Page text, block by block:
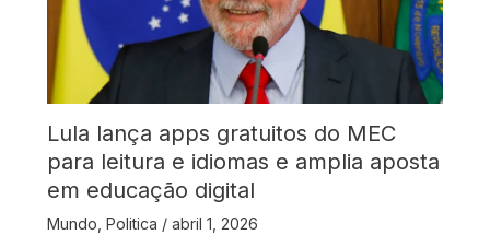
Lula lança apps gratuitos do MEC
para leitura e idiomas e amplia aposta
em educação digital
Mundo Politica / abril 1, 2026